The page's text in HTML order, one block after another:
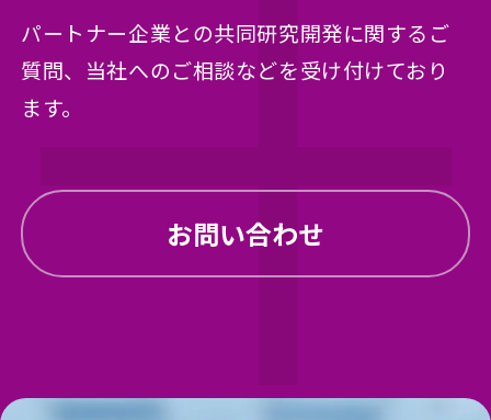
パートナー企業との共同研究開発に関するご
質問、 当社へのご相談などを受け付けており
ます。
お問い合わせ